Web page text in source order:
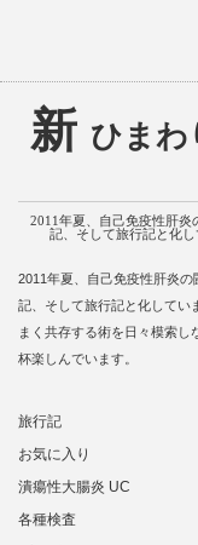
新 ひまわ
2011年夏、自己免疫性肝炎
記、そして旅行記と化
2011年夏、自己免疫性肝炎
記、そして旅行記と化してい
まく共存する術を日々模索
杯楽しんでいます。
旅行記
お気に入り
潰瘍性大腸炎 UC
各種検査